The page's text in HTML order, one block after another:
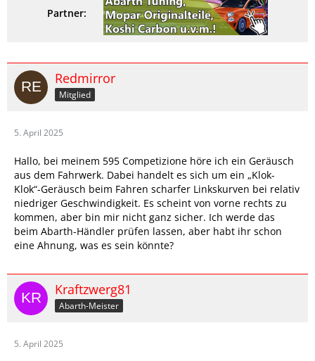
Partner:
Redmirror
Mitglied
5. April 2025
Hallo, bei meinem 595 Competizione höre ich ein Geräusch
aus dem Fahrwerk. Dabei handelt es sich um ein „Klok-
Klok“-Geräusch beim Fahren scharfer Linkskurven bei relativ
niedriger Geschwindigkeit. Es scheint von vorne rechts zu
kommen, aber bin mir nicht ganz sicher. Ich werde das
beim Abarth-Händler prüfen lassen, aber habt ihr schon
eine Ahnung, was es sein könnte?
Kraftzwerg81
Abarth-Meister
5. April 2025